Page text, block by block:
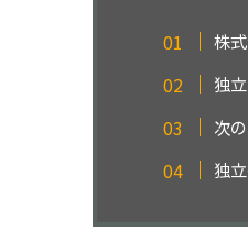
株
独
次
独